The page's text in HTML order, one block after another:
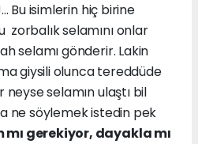
Bu isimlerin hiç birine
selamını onlar
selamı gönderir. Lakin
giysili olunca tereddüde
selamın ulaştı bil
ne söylemek istedin pek
mı gerekiyor, dayakla mı